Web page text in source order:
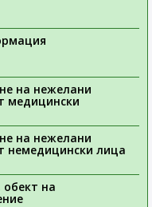
на нежелани
медицински
на нежелани
немедицински лица
обект на